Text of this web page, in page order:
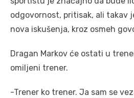
odgovornost, pritisak, ali takav
nova iskušenja, kroz osmeh
Dragan Markov će ostati u
omiljeni trener.
-Trener ko trener. Ja sam se